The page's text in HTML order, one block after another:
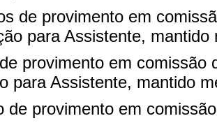
de provimento em
para Assistente,
provimento em
para Assistente, mantido
de provimento em